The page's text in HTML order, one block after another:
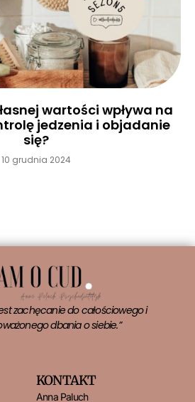
wartości wpływa na
jedzenia i objadanie
się?
10 grudnia 2024
zachęcanie do całościowego i
dbania o siebie.”
KONTAKT
Anna Paluch